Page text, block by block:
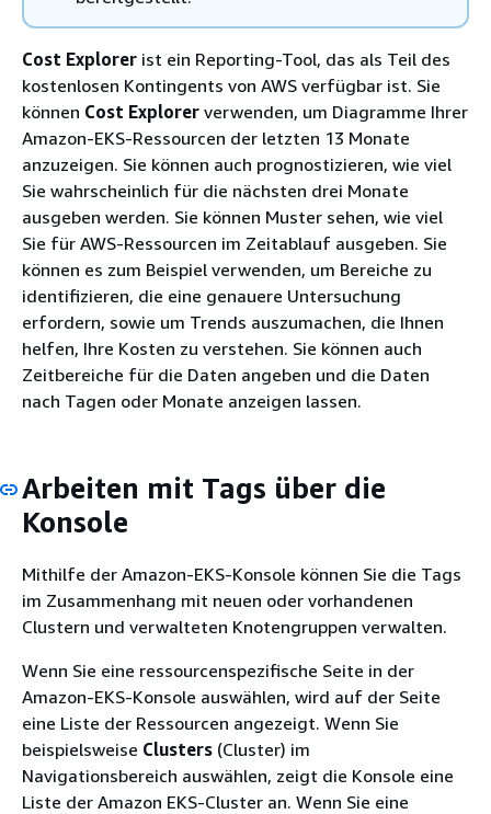
Cost Explorer ist ein Reporting-Tool, das als Teil des
kostenlosen Kontingents von AWS verfügbar ist. Sie
können Cost Explorer verwenden, um Diagramme Ihrer
Amazon-EKS-Ressourcen der letzten 13 Monate
anzuzeigen. Sie können auch prognostizieren, wie viel
Sie wahrscheinlich für die nächsten drei Monate
ausgeben werden. Sie können Muster sehen, wie viel
Sie für AWS-Ressourcen im Zeitablauf ausgeben. Sie
können es zum Beispiel verwenden, um Bereiche zu
identifizieren, die eine genauere Untersuchung
erfordern, sowie um Trends auszumachen, die Ihnen
helfen, Ihre Kosten zu verstehen. Sie können auch
Zeitbereiche für die Daten angeben und die Daten
nach Tagen oder Monate anzeigen lassen.
Arbeiten mit Tags über die
Konsole
Mithilfe der Amazon-EKS-Konsole können Sie die Tags
im Zusammenhang mit neuen oder vorhandenen
Clustern und verwalteten Knotengruppen verwalten.
Wenn Sie eine ressourcenspezifische Seite in der
Amazon-EKS-Konsole auswählen, wird auf der Seite
eine Liste der Ressourcen angezeigt. Wenn Sie
beispielsweise Clusters (Cluster) im
Navigationsbereich auswählen, zeigt die Konsole eine
Liste der Amazon EKS-Cluster an. Wenn Sie eine